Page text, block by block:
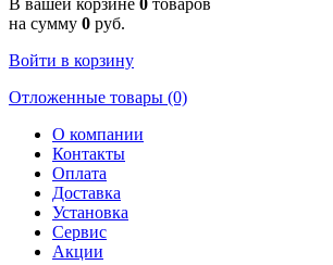
В вашей корзине 0 товаров
на сумму 0 руб.
Войти в корзину
Отложенные товары (0)
О компании
Контакты
Оплата
Доставка
Установка
Сервис
Акции